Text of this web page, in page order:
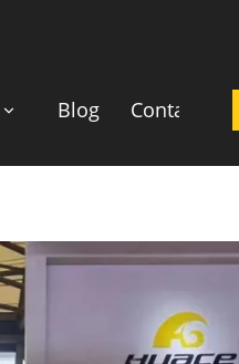
Blog Contacto